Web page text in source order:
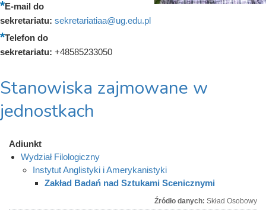
E-mail do
sekretariatu: sekretariatiaa@ug.edu.pl
Telefon do
sekretariatu: +48585233050
Stanowiska zajmowane w
jednostkach
Adiunkt
Wydział Filologiczny
Instytut Anglistyki i Amerykanistyki
Zakład Badań nad Sztukami Scenicznymi
Źródło danych: Skład Osobowy